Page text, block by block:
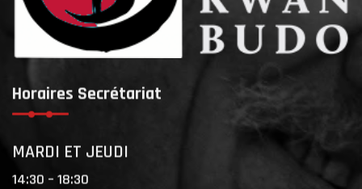
Horaires Secrétariat
MARDI ET JEUDI
14:30 – 18:30